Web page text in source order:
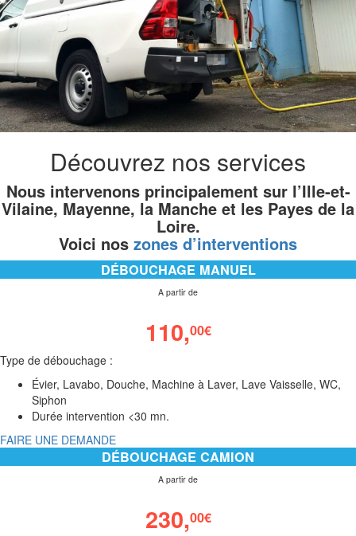
Découvrez nos services
Nous intervenons principalement sur l’Ille-et-
Vilaine, Mayenne, la Manche et les Payes de la
Loire.
Voici nos zones d’interventions
DÉBOUCHAGE MANUEL
A partir de
110,00€
Type de débouchage :
Évier, Lavabo, Douche, Machine à Laver, Lave Vaisselle, WC,
Siphon
Durée intervention <30 mn.
FAIRE UNE DEMANDE
DÉBOUCHAGE CAMION
A partir de
230,00€